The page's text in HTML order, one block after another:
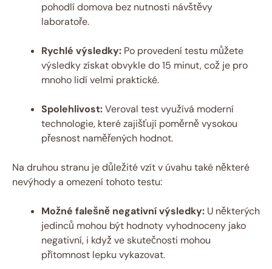
pohodlí domova bez nutnosti ⁤návštěvy
laboratoře.
Rychlé výsledky: Po provedení testu můžete
výsledky získat obvykle do 15 minut, což je pro
mnoho lidí⁣ velmi praktické.
Spolehlivost:Veroval test využívá moderní
technologie, které zajišťují poměrně​ vysokou
přesnost naměřených⁢ hodnot.
Na druhou stranu je důležité vzít v úvahu také některé
nevýhody a omezení tohoto​ testu:
Možné ⁣falešně negativní výsledky: U​ některých
jedinců mohou být hodnoty vyhodnoceny jako
negativní, ⁤i když ‌ve skutečnosti mohou
přítomnost lepku vykazovat.